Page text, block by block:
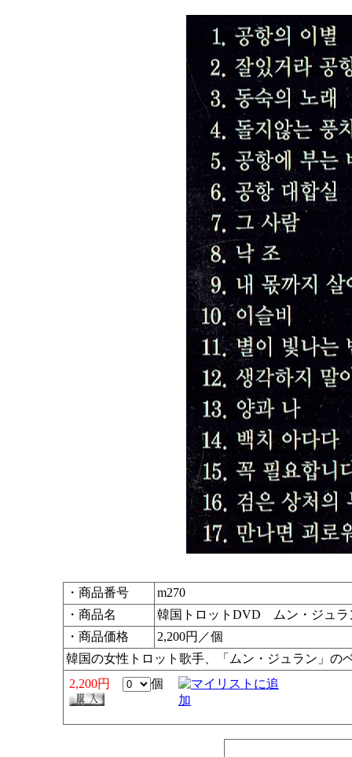
・商品番号
m270
・商品名
韓国トロットDVD ムン・ジュ
・商品価格
2,200円／個
韓国の女性トロット歌手、「ムン・ジュラン」の
2,200円
個